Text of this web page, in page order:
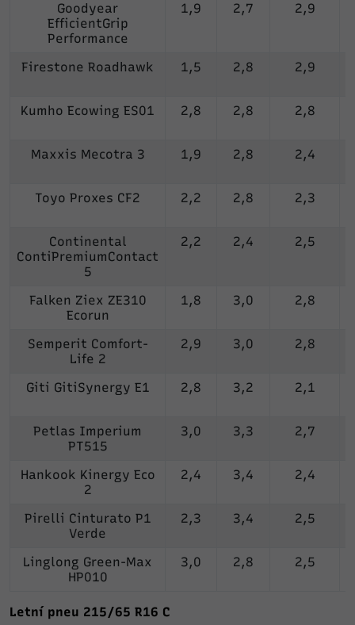
Goodyear
EfficientGrip
Performance
1,9 2,7 2,9
Firestone Roadhawk 1,5 2,8 2,9
Kumho Ecowing ES01 2,8 2,8 2,8
Maxxis Mecotra 3 1,9 2,8 2,4
Toyo Proxes CF2 2,2 2,8 2,3
Continental
ContiPremiumContact
5
2,2 2,4 2,5
Falken Ziex ZE310
Ecorun
1,8 3,0 2,8
Semperit Comfort-
Life 2
2,9 3,0 2,8
Giti GitiSynergy E1 2,8 3,2 2,1
Petlas Imperium
PT515
3,0 3,3 2,7
Hankook Kinergy Eco
2
2,4 3,4 2,4
Pirelli Cinturato P1
Verde
2,3 3,4 2,5
Linglong Green-Max
HP010
3,0 2,8 2,5
Letní pneu 215/65 R16 C